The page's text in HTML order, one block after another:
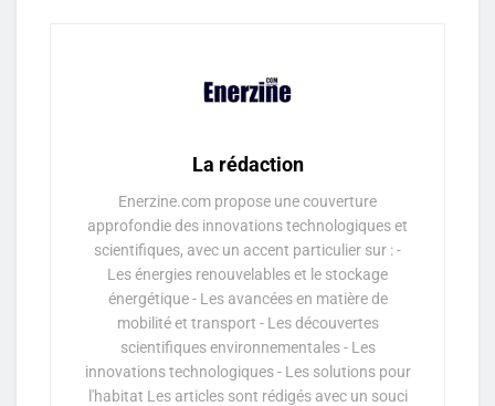
La rédaction
Enerzine.com propose une couverture
approfondie des innovations technologiques et
scientifiques, avec un accent particulier sur : -
Les énergies renouvelables et le stockage
énergétique - Les avancées en matière de
mobilité et transport - Les découvertes
scientifiques environnementales - Les
innovations technologiques - Les solutions pour
l'habitat Les articles sont rédigés avec un souci